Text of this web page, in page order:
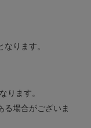
ります。
ります。
る場合がございま